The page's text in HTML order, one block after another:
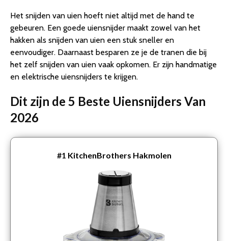
Het snijden van uien hoeft niet altijd met de hand te
gebeuren. Een goede uiensnijder maakt zowel van het
hakken als snijden van uien een stuk sneller en
eenvoudiger. Daarnaast besparen ze je de tranen die bij
het zelf snijden van uien vaak opkomen. Er zijn handmatige
en elektrische uiensnijders te krijgen.
Dit zijn de 5 Beste Uiensnijders Van
2026
#1 KitchenBrothers Hakmolen